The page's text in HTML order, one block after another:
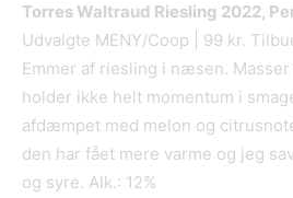
Torres Waltraud Riesling 2022,
Udvalgte MENY/Coop | 99 kr.
Emmer af riesling i næsen.
holder ikke helt momentum i
afdæmpet med melon og
den har fået mere varme og jeg
og syre. Alk.: 12%